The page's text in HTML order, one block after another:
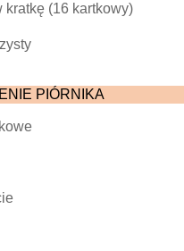
kratkę (16 kartkowy)
PIÓRNIKA